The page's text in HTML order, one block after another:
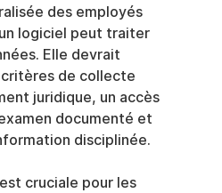
des employés
logiciel peut traiter
Elle devrait
critères de collecte
juridique, un accès
documenté et
disciplinée.
cruciale pour les